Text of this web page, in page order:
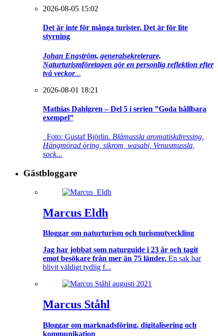
2026-08-05 15:02
Det är inte för många turister. Det är för lite
styrning
Johan Engström, generalsekreterare,
Naturturismföretagen gör en personlig reflektion efter
två veckor...
2026-08-01 18:21
Mathias Dahlgren – Del 5 i serien ”Goda hållbara
exempel”
Foto: Gustaf Björlin. Blåmussla aromatiskdressing,
Hängmörad öring, sikrom, wasabi, Venusmussla,
sock...
Gästbloggare
Marcus Eldh
Bloggar om naturturism och turismutveckling
Jag har jobbat som naturguide i 23 år och tagit
emot besökare från mer än 75 länder. En sak har
blivit väldigt tydlig f...
Marcus Ståhl
Bloggar om marknadsföring, digitalisering och
kommunikation